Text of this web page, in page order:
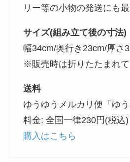
リー等の小物の発送にも最
サイズ(組み立て後の寸法)
幅34cm/奥行き23cm/厚さ
※販売時は折りたたまれ
送料
ゆうゆうメルカリ便「ゆ
料金: 全国一律230円(税込)
購入はこちら